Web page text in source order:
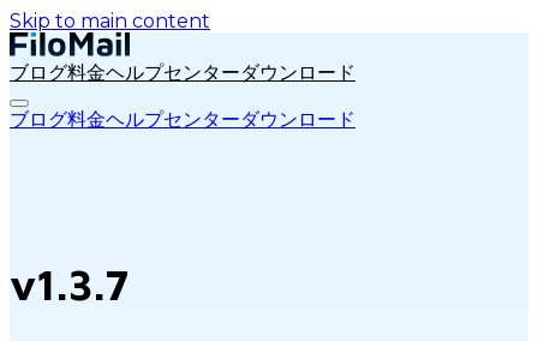
Skip to main content
ブログ料金ヘルプセンターダウンロード
ブログ料金ヘルプセンターダウンロード
v1.3.7